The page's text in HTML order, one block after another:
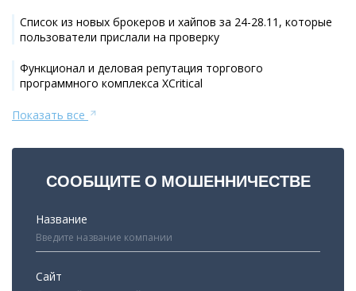
Список из новых брокеров и хайпов за 24-28.11, которые
пользователи прислали на проверку
Функционал и деловая репутация торгового
программного комплекса XCritical
Показать все
СООБЩИТЕ О МОШЕННИЧЕСТВЕ
Название
Сайт